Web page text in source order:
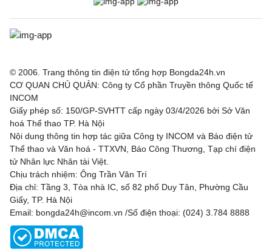
© 2006. Trang thông tin điện tử tổng hợp Bongda24h.vn
CƠ QUAN CHỦ QUẢN: Công ty Cổ phần Truyền thông Quốc tế
INCOM
Giấy phép số: 150/GP-SVHTT cấp ngày 03/4/2026 bởi Sở Văn
hoá Thể thao TP. Hà Nội
Nội dung thông tin hợp tác giữa Công ty INCOM và Báo điện tử
Thể thao và Văn hoá - TTXVN, Báo Công Thương, Tạp chí điện
tử Nhân lực Nhân tài Việt.
Chịu trách nhiệm: Ông Trần Văn Trí
Địa chỉ: Tầng 3, Tòa nhà IC, số 82 phố Duy Tân, Phường Cầu
Giấy, TP. Hà Nội
Email: bongda24h@incom.vn /Số điện thoại: (024) 3.784 8888